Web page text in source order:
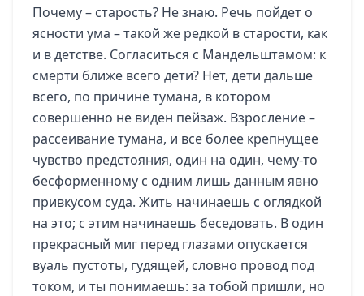
Почему – старость? Не знаю. Речь пойдет о
ясности ума – такой же редкой в старости, как
и в детстве. Согласиться с Мандельштамом: к
смерти ближе всего дети? Нет, дети дальше
всего, по причине тумана, в котором
совершенно не виден пейзаж. Взросление –
рассеивание тумана, и все более крепнущее
чувство предстояния, один на один, чему-то
бесформенному с одним лишь данным явно
привкусом суда. Жить начинаешь с оглядкой
на это; с этим начинаешь беседовать. В один
прекрасный миг перед глазами опускается
вуаль пустоты, гудящей, словно провод под
током, и ты понимаешь: за тобой пришли, но